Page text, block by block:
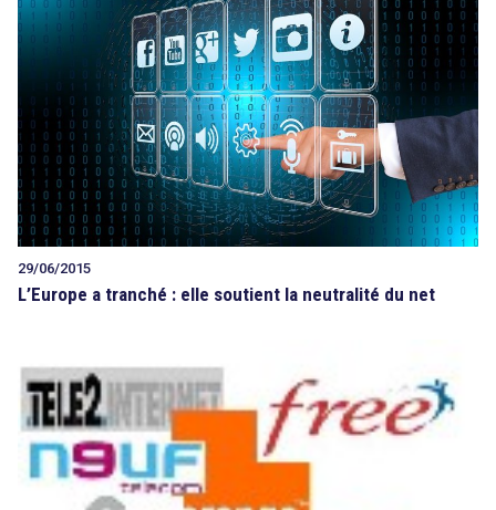
29/06/2015
L’Europe a tranché : elle soutient la neutralité du net